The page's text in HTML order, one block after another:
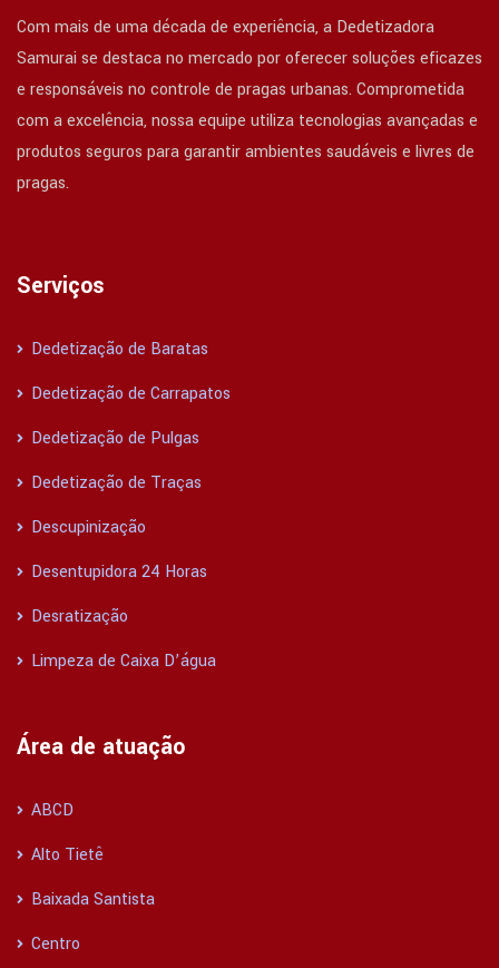
Com mais de uma década de experiência, a Dedetizadora
Samurai se destaca no mercado por oferecer soluções eficazes
e responsáveis no controle de pragas urbanas. Comprometida
com a excelência, nossa equipe utiliza tecnologias avançadas e
produtos seguros para garantir ambientes saudáveis e livres de
pragas.
Serviços
Dedetização de Baratas
Dedetização de Carrapatos
Dedetização de Pulgas
Dedetização de Traças
Descupinização
Desentupidora 24 Horas
Desratização
Limpeza de Caixa D’água
Área de atuação
ABCD
Alto Tietê
Baixada Santista
Centro